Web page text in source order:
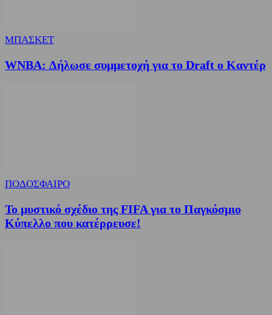
ΜΠΑΣΚΕΤ
WNBA: Δήλωσε συμμετοχή για το Draft ο Καντέρ
ΠΟΔΟΣΦΑΙΡΟ
Το μυστικό σχέδιο της FIFA για το Παγκόσμιο
Κύπελλο που κατέρρευσε!